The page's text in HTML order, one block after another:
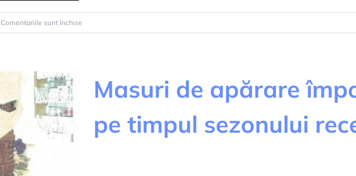
Comentariile sunt închise
CURSURI
Masuri de apărare
pe timpul sezonului